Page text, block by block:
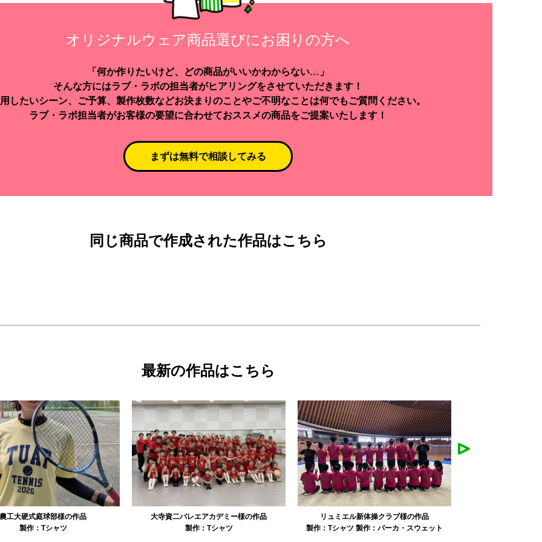
オリジナルウェア商品選びにお困りの方へ
「何か作りたいけど、どの商品がいいかわからない…」
そんな方にはラブ・ラボの担当者がヒアリングをさせていただきます！
したいシーン、ご予算、製作枚数などお決まりのことやご不明なことは何でもご質問ください。
ラブ・ラボ担当者がお客様の要望に合わせておススメの商品をご提案いたします！
まずは無料で相談してみる
同じ商品で作成された作品はこちら
最新の作品はこちら
二バレエアカデミー様の作品
製作： Tシャツ
リュミエル新体操クラブ様の作品
Tシャツ製作：パーカ・スウェット
みかえり美人様の作品
製作：タオル製作：その他グッズ